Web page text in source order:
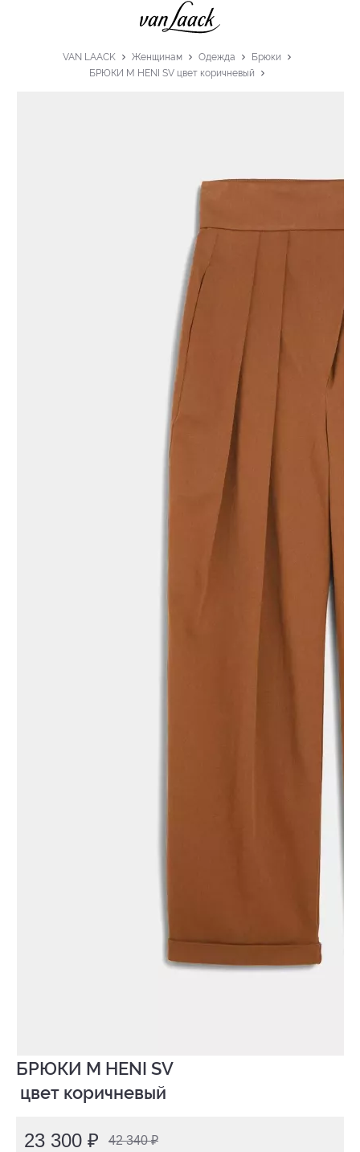
VAN LAACK Женщинам Одежда
Брюки
БРЮКИ M HENI SV цвет коричневый
БРЮКИ M HENI SV
цвет коричневый
23 300 ₽ 42 340 ₽